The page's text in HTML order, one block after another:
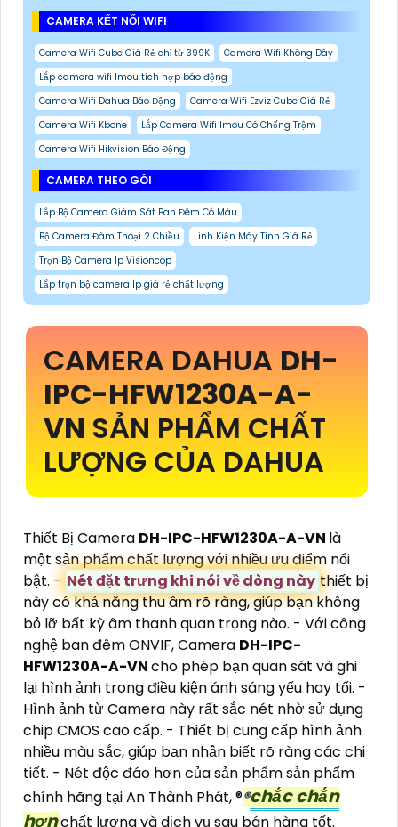
CAMERA KẾT NỐI WIFI
Camera Wifi Cube Giá Rẻ chỉ từ 399K
Camera Wifi Không Dây
Lắp camera wifi Imou tích hợp báo động
Camera Wifi Dahua Báo Động
Camera Wifi Ezviz Cube Giá Rẻ
Camera Wifi Kbone
Lắp Camera Wifi Imou Có Chống Trộm
Camera Wifi Hikvision Báo Động
CAMERA THEO GÓI
Lắp Bộ Camera Giám Sát Ban Đêm Có Màu
Bộ Camera Đàm Thoại 2 Chiều
Linh Kiện Máy Tính Giá Rẻ
Trọn Bộ Camera Ip Visioncop
Lắp trọn bộ camera Ip giá rẻ chất lượng
CAMERA DAHUA DH-
IPC-HFW1230A-A-
VN SẢN PHẨM CHẤT
LƯỢNG CỦA DAHUA
Thiết Bị Camera DH-IPC-HFW1230A-A-VN là
một sản phẩm chất lượng với nhiều ưu điểm nổi
bật. - Nét đặt trưng khi nói về dòng này thiết bị
này có khả năng thu âm rõ ràng, giúp bạn không
bỏ lỡ bất kỳ âm thanh quan trọng nào. - Với công
nghệ ban đêm ONVIF, Camera DH-IPC-
HFW1230A-A-VNcho phép bạn quan sát và ghi
lại hình ảnh trong điều kiện ánh sáng yếu hay tối. -
Hình ảnh từ Camera này rất sắc nét nhờ sử dụng
chip CMOS cao cấp. - Thiết bị cung cấp hình ảnh
nhiều màu sắc, giúp bạn nhận biết rõ ràng các chi
tiết. - Nét độc đáo hơn của sản phẩm sản phẩm
chính hãng tại An Thành Phát, ®️®️chắc chắn
hơnchất lượng và dịch vụ sau bán hàng tốt.